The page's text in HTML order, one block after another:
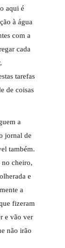
aqui é
à água
com a
cada
tarefas
de coisas
a
jornal de
também.
no cheiro,
e
a
fizeram
e vão ver
não irão